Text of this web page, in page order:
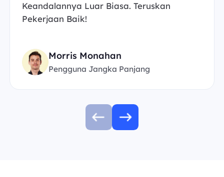
Keandalannya Luar Biasa. Teruskan
Pekerjaan Baik!
Morris Monahan
Pengguna Jangka Panjang